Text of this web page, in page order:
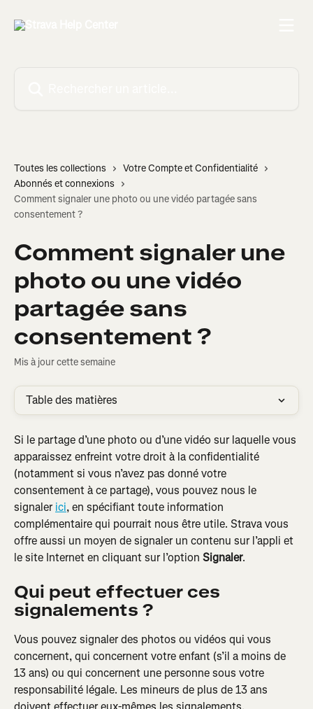
Toutes les collections
Votre Compte et Confidentialité
Abonnés et connexions
Comment signaler une photo ou une vidéo partagée sans
consentement ?
Comment signaler une
photo ou une vidéo
partagée sans
consentement ?
Mis à jour cette semaine
Table des matières
Si le partage d’une photo ou d’une vidéo sur laquelle vous
apparaissez enfreint votre droit à la confidentialité
(notamment si vous n’avez pas donné votre
consentement à ce partage), vous pouvez nous le
signaler ici, en spécifiant toute information
complémentaire qui pourrait nous être utile. Strava vous
offre aussi un moyen de signaler un contenu sur l’appli et
le site Internet en cliquant sur l’option Signaler.
Qui peut effectuer ces
signalements ?
Vous pouvez signaler des photos ou vidéos qui vous
concernent, qui concernent votre enfant (s’il a moins de
13 ans) ou qui concernent une personne sous votre
responsabilité légale. Les mineurs de plus de 13 ans